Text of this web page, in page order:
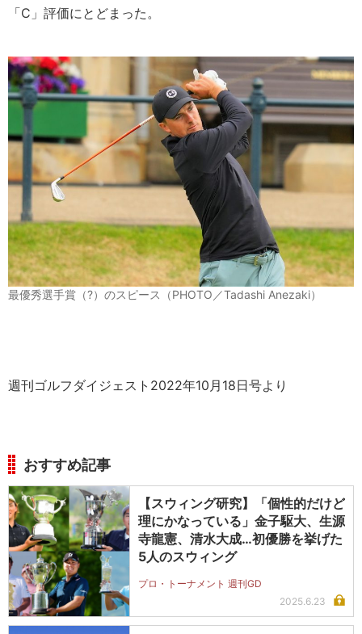
「C」評価にとどまった。
最優秀選手賞（?）のスピース（PHOTO／Tadashi Anezaki）
週刊ゴルフダイジェスト2022年10月18日号より
おすすめ記事
【スウィング研究】「個性的だけど
理にかなっている」金子駆大、生源
寺龍憲、清水大成…初優勝を挙げた
5人のスウィング
プロ・トーナメント 週刊GD
2025.6.23